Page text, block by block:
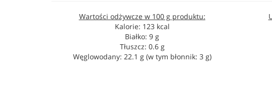
Wartości odżywcze w 100 g produktu:
Kalorie: 123 kcal
Białko: 9 g
Tłuszcz: 0.6 g
Węglowodany: 22.1 g (w tym błonnik: 3 g)